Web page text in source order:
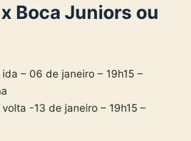
Boca Juniors ou
– 06 de janeiro – 19h15 –
-13 de janeiro – 19h15 –